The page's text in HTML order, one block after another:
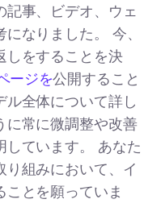
記事、ビデオ、ウェ
なりました。 今、
しをすることを決
ージを公開すること
ル全体について詳し
に常に微調整や改善
しています。 あなた
組みにおいて、イ
ことを願っていま